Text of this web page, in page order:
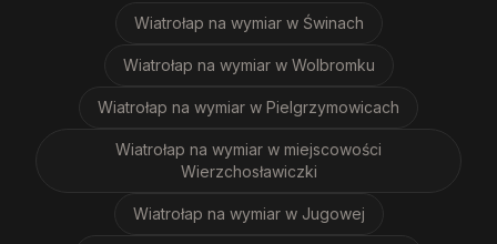
Wiatrołap na wymiar w Świnach
Wiatrołap na wymiar w Wolbromku
Wiatrołap na wymiar w Pielgrzymowicach
Wiatrołap na wymiar w miejscowości
Wierzchosławiczki
Wiatrołap na wymiar w Jugowej